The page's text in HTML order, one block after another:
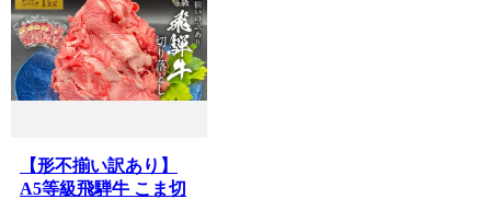
【形不揃い訳あり】
A5等級飛騨牛 こま切